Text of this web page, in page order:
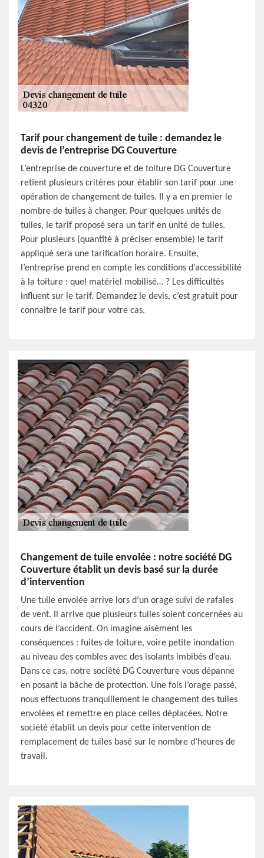
Tarif pour changement de tuile : demandez le
devis de l’entreprise DG Couverture
L’entreprise de couverture et de toiture DG Couverture
retient plusieurs critères pour établir son tarif pour une
opération de changement de tuiles. Il y a en premier le
nombre de tuiles à changer. Pour quelques unités de
tuiles, le tarif proposé sera un tarif en unité de tuiles.
Pour plusieurs (quantité à préciser ensemble) le tarif
appliqué sera une tarification horaire. Ensuite,
l’entreprise prend en compte les conditions d’accessibilité
à la toiture : quel matériel mobilisé… ? Les difficultés
influent sur le tarif. Demandez le devis, c’est gratuit pour
connaitre le tarif pour votre cas.
Changement de tuile envolée : notre société DG
Couverture établit un devis basé sur la durée
d’intervention
Une tuile envolée arrive lors d’un orage suivi de rafales
de vent. Il arrive que plusieurs tuiles soient concernées au
cours de l’accident. On imagine aisément les
conséquences : fuites de toiture, voire petite inondation
au niveau des combles avec des isolants imbibés d’eau.
Dans ce cas, notre société DG Couverture vous dépanne
en posant la bâche de protection. Une fois l’orage passé,
nous effectuons tranquillement le changement des tuiles
envolées et remettre en place celles déplacées. Notre
société établit un devis pour cette intervention de
remplacement de tuiles basé sur le nombre d’heures de
travail.